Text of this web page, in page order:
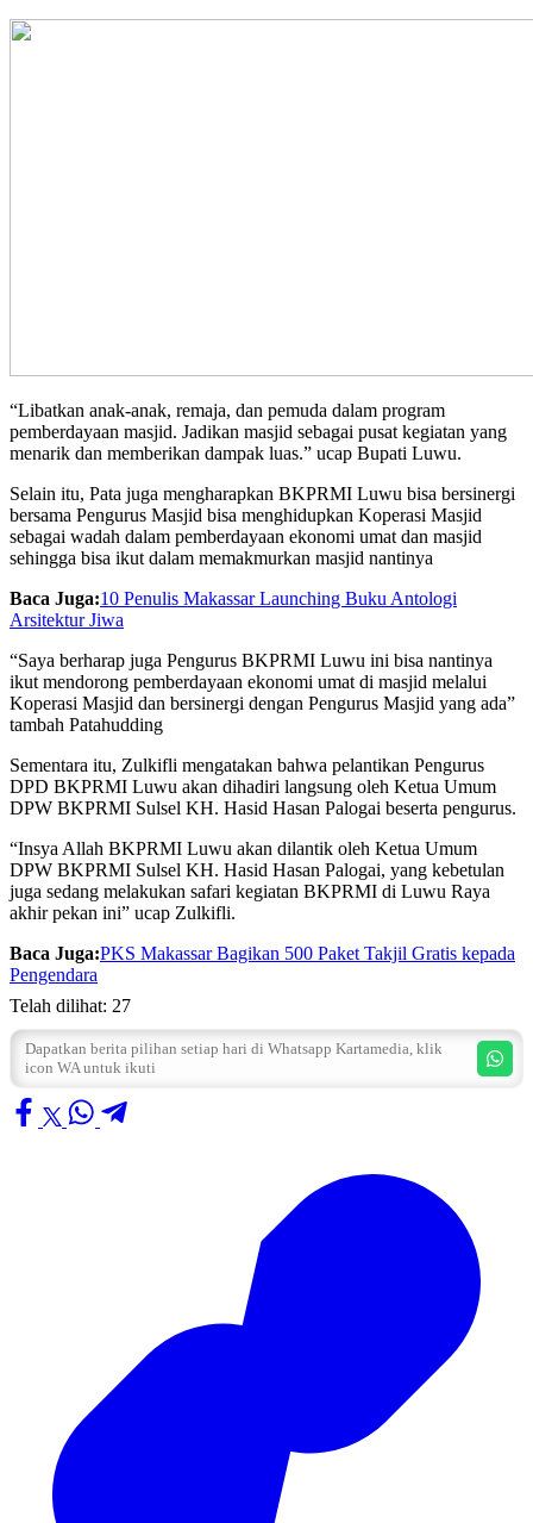
“Libatkan anak-anak, remaja, dan pemuda dalam program
pemberdayaan masjid. Jadikan masjid sebagai pusat kegiatan yang
menarik dan memberikan dampak luas.” ucap Bupati Luwu.
Selain itu, Pata juga mengharapkan BKPRMI Luwu bisa bersinergi
bersama Pengurus Masjid bisa menghidupkan Koperasi Masjid
sebagai wadah dalam pemberdayaan ekonomi umat dan masjid
sehingga bisa ikut dalam memakmurkan masjid nantinya
Baca Juga:10 Penulis Makassar Launching Buku Antologi
Arsitektur Jiwa
“Saya berharap juga Pengurus BKPRMI Luwu ini bisa nantinya
ikut mendorong pemberdayaan ekonomi umat di masjid melalui
Koperasi Masjid dan bersinergi dengan Pengurus Masjid yang ada”
tambah Patahudding
Sementara itu, Zulkifli mengatakan bahwa pelantikan Pengurus
DPD BKPRMI Luwu akan dihadiri langsung oleh Ketua Umum
DPW BKPRMI Sulsel KH. Hasid Hasan Palogai beserta pengurus.
“Insya Allah BKPRMI Luwu akan dilantik oleh Ketua Umum
DPW BKPRMI Sulsel KH. Hasid Hasan Palogai, yang kebetulan
juga sedang melakukan safari kegiatan BKPRMI di Luwu Raya
akhir pekan ini” ucap Zulkifli.
Baca Juga:PKS Makassar Bagikan 500 Paket Takjil Gratis kepada
Pengendara
Telah dilihat: 27
Dapatkan berita pilihan setiap hari di Whatsapp Kartamedia, klik
icon WA untuk ikuti